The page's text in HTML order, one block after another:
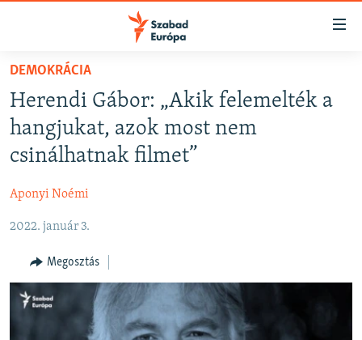
Akadálymentes
Ugrás
fő
oldalra
Ugrás
tartalomjegyzékre
Ugrás
NAPIRENDEN
PODCASTOK
ELEMZŐ
NER15
SZABADON
TÁRSADALOM
DEMOKRÁCIA
DEMOKRÁCIA
Herendi Gábor: „Akik felemelték a
hangjukat, azok most nem
csinálhatnak filmet”
Aponyi Noémi
2022. január 3.
Megosztás
FELIRATKOZÁS